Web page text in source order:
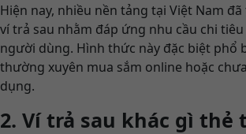
Hiện nay, nhiều nền tảng tại Việt Nam
ví trả sau nhằm đáp ứng nhu cầu chi
người dùng. Hình thức này đặc biệt phổ
thường xuyên mua sắm online hoặc
dụng.
2. Ví trả sau khác gì thẻ